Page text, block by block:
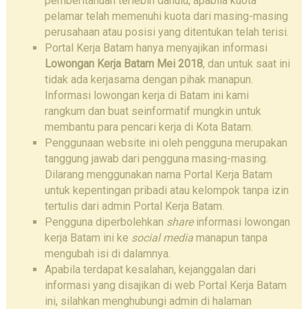
pelamar telah memenuhi kuota dari masing-masing
perusahaan atau posisi yang ditentukan telah terisi.
Portal Kerja Batam hanya menyajikan informasi
Lowongan Kerja Batam Mei 2018, dan untuk saat ini
tidak ada kerjasama dengan pihak manapun.
Informasi lowongan kerja di Batam ini kami
rangkum dan buat seinformatif mungkin untuk
membantu para pencari kerja di Kota Batam.
Penggunaan website ini oleh pengguna merupakan
tanggung jawab dari pengguna masing-masing.
Dilarang menggunakan nama Portal Kerja Batam
untuk kepentingan pribadi atau kelompok tanpa izin
tertulis dari admin Portal Kerja Batam.
Pengguna diperbolehkan shareinformasi lowongan
kerja Batam ini ke social mediamanapun tanpa
mengubah isi di dalamnya.
Apabila terdapat kesalahan, kejanggalan dari
informasi yang disajikan di web Portal Kerja Batam
ini, silahkan menghubungi admin di halaman